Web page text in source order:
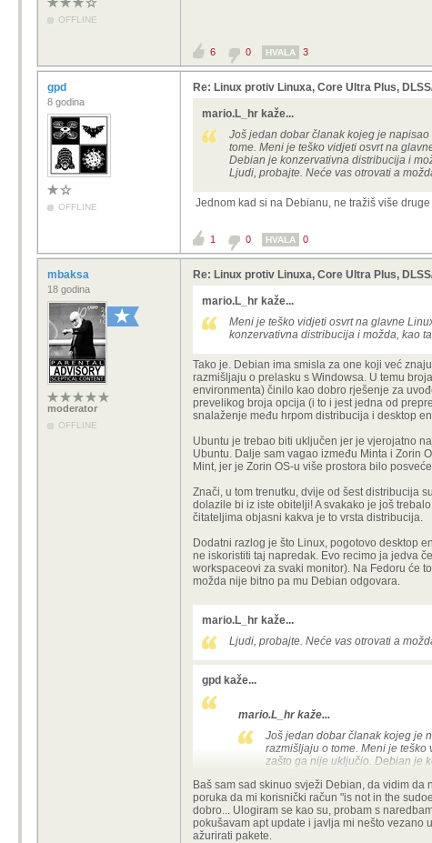
OFFLINE
6 0 HVALA 3
gpd
8 godina
OFFLINE
Re: Linux protiv Linuxa, Core Ultra Plus,
mario.L_hr kaže...
Još jedan dobar članak kojeg je napisao
tome. Meni je teško vidjeti osvrt na
Debian je konzervativna distribucija i
Ljudi, probajte. Neće vas otrovati a
Jednom kad si na Debianu, ne tražiš više
1 0 HVALA 0
mbaksa
18 godina
moderator
OFFLINE
Re: Linux protiv Linuxa, Core Ultra Plus,
mario.L_hr kaže...
Meni je teško vidjeti osvrt na glavne
konzervativna distribucija i možda, kao
Tako je. Debian ima smisla za one koji već
razmišljaju o prelasku s Windowsa. U temu
environmenta) činilo kao dobro rješenje za
prevelikog broja opcija (i to i jest jedna od
snalaženje među hrpom distribucija i desktop
Ubuntu je trebao biti uključen jer je vjerojatno
Ubuntu. Dalje sam vagao između Minta i Zorin
Mint, jer je Zorin OS-u više prostora bilo
Znači, u tom trenutku, dvije od šest distribucija
dolazile bi iz iste obitelji! A svakako je još
čitateljima objasni kakva je to vrsta distribucija.
Dodatni razlog je što Linux, pogotovo desktop
ne iskoristiti taj napredak. Evo recimo ja jedva
workspaceovi za svaki monitor). Na Fedoru će
možda nije bitno pa mu Debian odgovara.
mario.L_hr kaže...
Ljudi, probajte. Neće vas otrovati a
gpd kaže...
mario.L_hr kaže...
Još jedan dobar članak kojeg je
razmišljaju o tome. Meni je
zašto ga nije uključio. Debian je
Ljudi, probajte. Neće vas otrovati
Jednom kad si na Debianu, ne tražiš
Baš sam sad skinuo svježi Debian, da vidim
poruka da mi korisnički račun "is not in the
dobro... Ulogiram se kao su, probam s
pokušavam apt update i javlja mi nešto vezano
ažurirati pakete.